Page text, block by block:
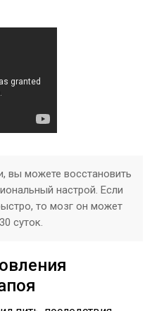
вы можете восстановить
настрой. Если
то мозг он может
суток.